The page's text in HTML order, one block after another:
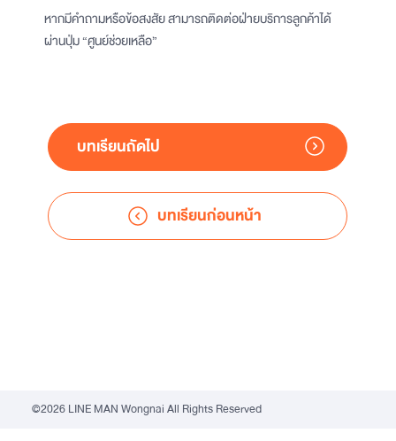
หากมีคำถามหรือข้อสงสัย สามารถติดต่อฝ่ายบริการลูกค้าได้
ผ่านปุ่ม “ศูนย์ช่วยเหลือ”
บทเรียนก่อนหน้า
บทเรียนถัดไป
©2026 LINE MAN Wongnai All Rights Reserved